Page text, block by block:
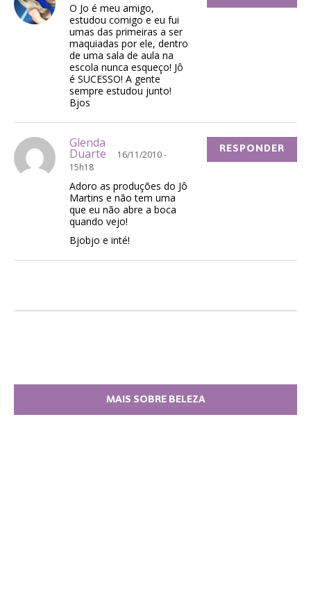
O Jo é meu amigo,
estudou comigo e eu fui
umas das primeiras a ser
maquiadas por ele, dentro
de uma sala de aula na
escola nunca esqueço! Jô
é SUCESSO! A gente
sempre estudou junto!
Bjos
Glenda
Duarte
16/11/2010 -
15h18
Adoro as produções do Jô
Martins e não tem uma
que eu não abre a boca
quando vejo!
Bjobjo e inté!
RESPONDER
MAIS SOBRE BELEZA